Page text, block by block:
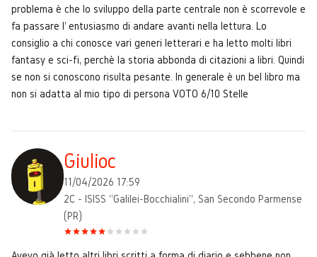
problema è che lo sviluppo della parte centrale non è scorrevole e
fa passare ľ entusiasmo di andare avanti nella lettura. Lo
consiglio a chi conosce vari generi letterari e ha letto molti libri
fantasy e sci-fi, perchè la storia abbonda di citazioni a libri. Quindi
se non si conoscono risulta pesante. In generale è un bel libro ma
non si adatta al mio tipo di persona VOTO 6/10 Stelle
Giulioc
11/04/2026 17:59
2C - ISISS "Galilei-Bocchialini", San Secondo Parmense
(PR)